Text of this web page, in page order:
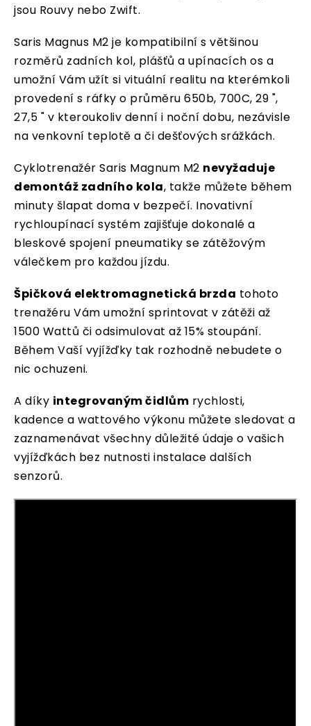
jsou Rouvy nebo Zwift.
Saris Magnus M2 je kompatibilní s většinou
rozměrů zadních kol, plášťů a upínacích os a
umožní Vám užít si vituální realitu na kterémkoli
provedení s ráfky o průměru 650b, 700C, 29 ",
27,5 " v kteroukoliv denní i noční dobu, nezávisle
na venkovní teplotě a či dešťových srážkách.
Cyklotrenažér Saris Magnum M2 nevyžaduje
demontáž zadního kola, takže můžete během
minuty šlapat doma v bezpečí. Inovativní
rychloupínací systém zajišťuje dokonalé a
bleskové spojení pneumatiky se zátěžovým
válečkem pro každou jízdu.
Špičková elektromagnetická brzda tohoto
trenažéru Vám umožní sprintovat v zátěži až
1500 Wattů či odsimulovat až 15% stoupání.
Během Vaší vyjížďky tak rozhodně nebudete o
nic ochuzeni.
A díky integrovaným čidlům rychlosti,
kadence a wattového výkonu můžete sledovat a
zaznamenávat všechny důležité údaje o vašich
vyjížďkách bez nutnosti instalace dalších
senzorů.